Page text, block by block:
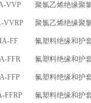
VVP 聚氯乙烯绝缘聚
VVRP 聚氯乙烯绝缘聚
FF 氟塑料绝缘和护
FFR 氟塑料绝缘和护
FFP 氟塑料绝缘和护
FFRP 氟塑料绝缘和护